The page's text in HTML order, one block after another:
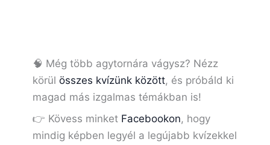
🧠 Még több agytornára vágysz? Nézz
körül összes kvízünk között, és próbáld ki
magad más izgalmas témákban is!
👉 Kövess minket Facebookon, hogy
mindig képben legyél a legújabb kvízekkel